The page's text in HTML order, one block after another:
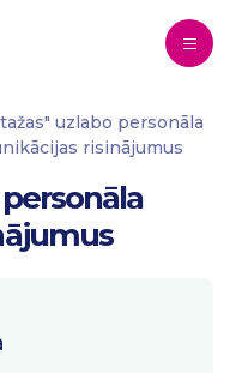
uzlabo personāla
risinājumus